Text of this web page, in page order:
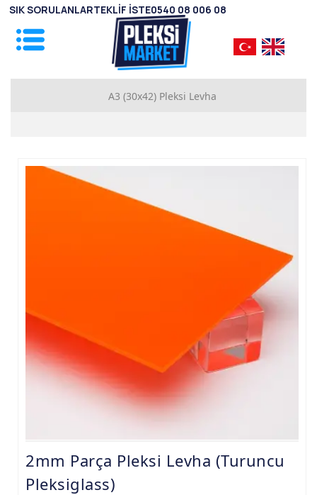
A3 (30x42) Pleksi Levha
2.8mm Pleksi Levhalar
9.8mm Pleksi Levhalar
15mm Pleksi Levhalar
20mm Pleksi Levhalar
2mm Parça Pleksi Levha (Turuncu
Pleksiglass)
SIK SORULANLARTEKLİF İSTE0540 08 006 08